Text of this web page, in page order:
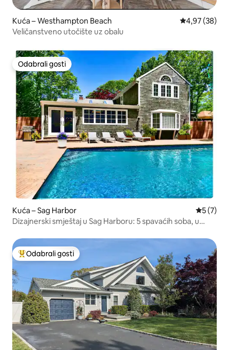
Kuća – Westhampton Beach Prosječna
4,97 (38)
Veličanstveno utočište uz obalu
Odabrali gosti
Odabrali gosti
Kuća – Sag Harbor
5 (7)
Dizajnerski smještaj u Sag Harboru: 5 spavaćih soba, u
Među najviše rangiranima s oznakom „Odabrali gosti”
Odabrali gosti